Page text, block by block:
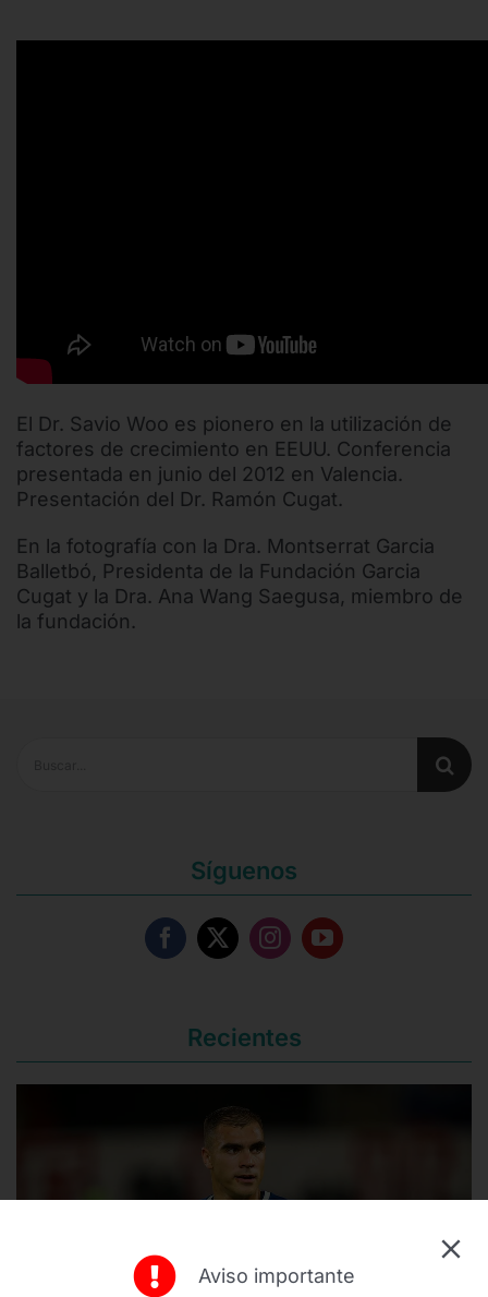
El Dr. Savio Woo es pionero en la utilización de
factores de crecimiento en EEUU. Conferencia
presentada en junio del 2012 en Valencia.
Presentación del Dr. Ramón Cugat.
En la fotografía con la Dra. Montserrat Garcia
Balletbó, Presidenta de la Fundación Garcia
Cugat y la Dra. Ana Wang Saegusa, miembro de
la fundación.
Síguenos
Recientes
Aviso importante